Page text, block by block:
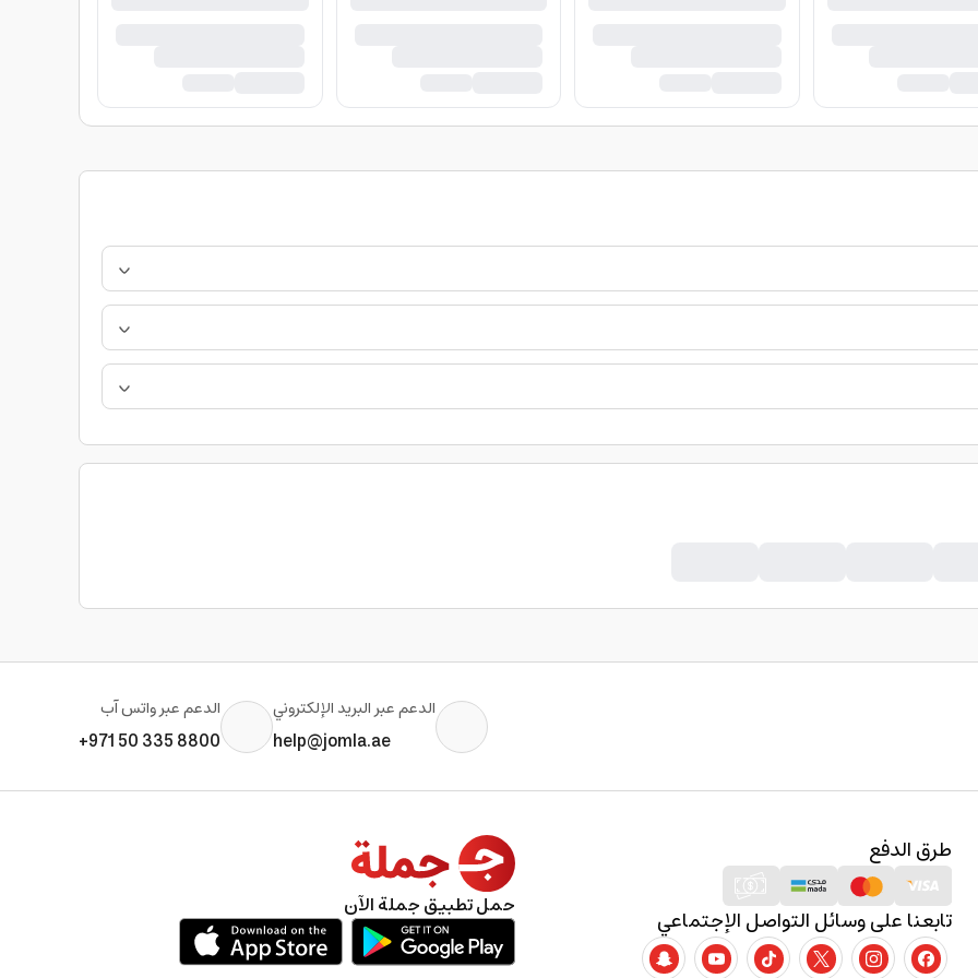
الدعم عبر البريد الإلكتروني
help@jomla.ae
الدعم عبر واتس آب
+971 50 335 8800
طرق الدفع
تابعنا على وسائل التواصل الإجتماعي حمل تطبيق جملة الآن